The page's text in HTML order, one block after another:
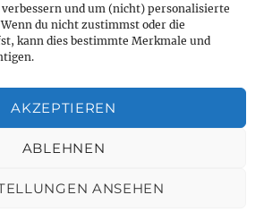
und um (nicht) personalisierte
du nicht zustimmst oder die
kann dies bestimmte Merkmale und
AKZEPTIEREN
ABLEHNEN
ANSEHEN